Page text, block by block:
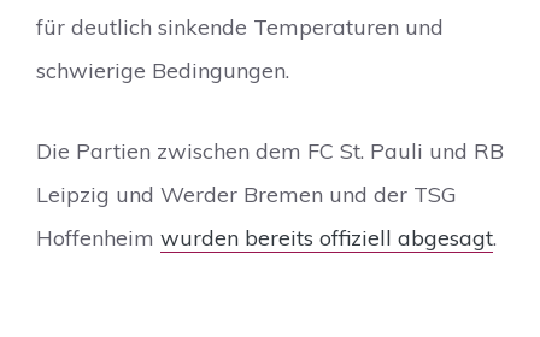
für deutlich sinkende Temperaturen und
schwierige Bedingungen.
Die Partien zwischen dem FC St. Pauli und RB
Leipzig und Werder Bremen und der TSG
Hoffenheim wurden bereits offiziell abgesagt.